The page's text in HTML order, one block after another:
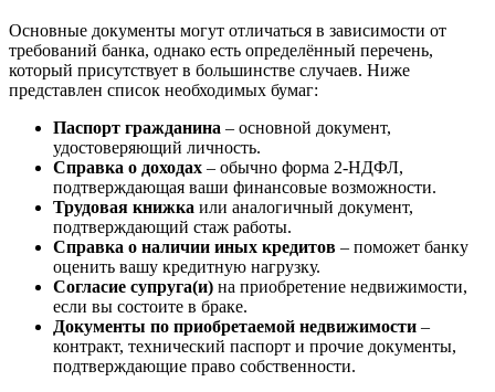
Основные документы могут отличаться в зависимости от
требований банка, однако есть определённый перечень,
который присутствует в большинстве случаев. Ниже
представлен список необходимых бумаг:
Паспорт гражданина – основной документ,
удостоверяющий личность.
Справка о доходах – обычно форма 2-НДФЛ,
подтверждающая ваши финансовые возможности.
Трудовая книжка или аналогичный документ,
подтверждающий стаж работы.
Справка о наличии иных кредитов – поможет банку
оценить вашу кредитную нагрузку.
Согласие супруга(и) на приобретение недвижимости,
если вы состоите в браке.
Документы по приобретаемой недвижимости –
контракт, технический паспорт и прочие документы,
подтверждающие право собственности.